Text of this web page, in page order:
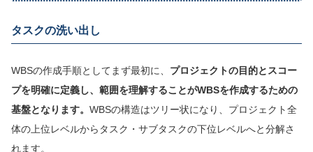
タスクの洗い出し
WBSの作成手順としてまず最初に、 プロジェクトの目的とスコー
プを明確に定義し、範囲を理解することがWBSを作成するための
基盤となります。 WBSの構造はツリー状になり、プロジェクト全
体の上位レベルからタスク・サブタスクの下位レベルへと分解さ
れます。